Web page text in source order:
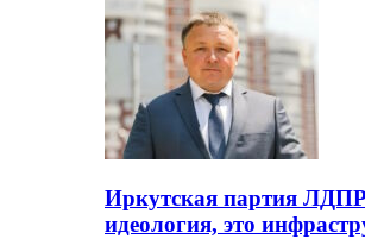
Иркутская партия
идеология, это